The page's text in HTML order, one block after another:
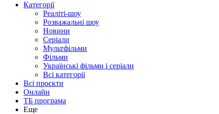
Категорії
Реаліті-шоу
Розважальні шоу
Новини
Серіали
Мультфільми
Фільми
Українські фільми і серіали
Всі категорії
Всі проєкти
Онлайн
ТБ програма
Еще